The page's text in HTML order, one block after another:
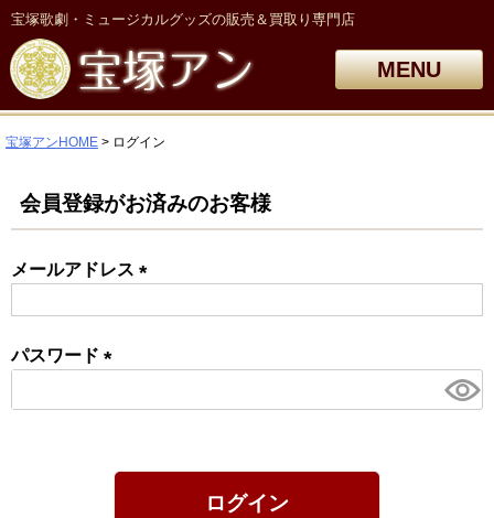
宝塚歌劇・ミュージカルグッズの販売＆買取り専門店
MENU
宝塚アンHOME ログイン
会員登録がお済みのお客様
メールアドレス
パスワード
須)
ログイン